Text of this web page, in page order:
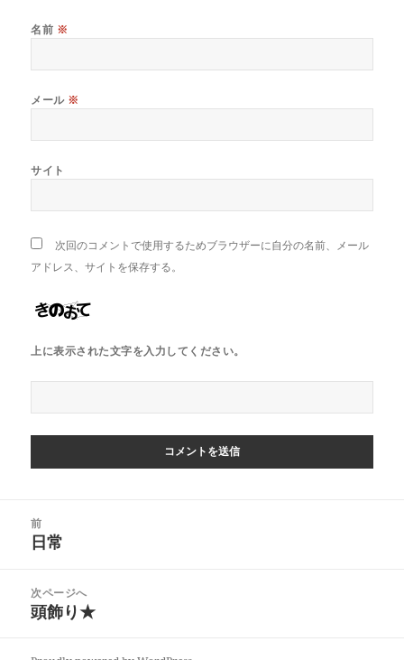
名前 ※
メール ※
サイト
次回のコメントで使用するためブラウザーに自分の名前、メール
アドレス、サイトを保存する。
上に表示された文字を入力してください。
前
前
投
稿:
日常
次ページへ
次
投
頭飾り★